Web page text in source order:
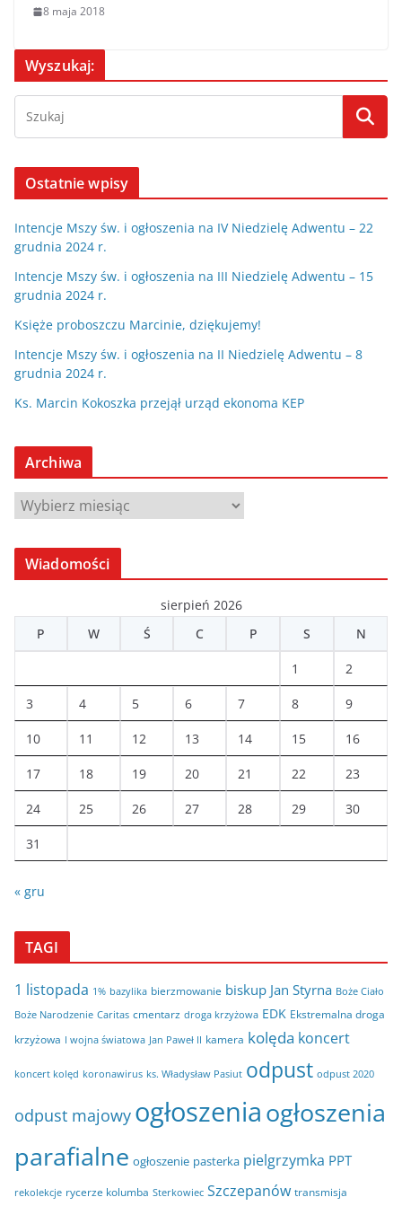
8 maja 2018
Wyszukaj:
Ostatnie wpisy
Intencje Mszy św. i ogłoszenia na IV Niedzielę Adwentu – 22
grudnia 2024 r.
Intencje Mszy św. i ogłoszenia na III Niedzielę Adwentu – 15
grudnia 2024 r.
Księże proboszczu Marcinie, dziękujemy!
Intencje Mszy św. i ogłoszenia na II Niedzielę Adwentu – 8
grudnia 2024 r.
Ks. Marcin Kokoszka przejął urząd ekonoma KEP
Archiwa
A
c
w
Wiadomości
sierpień 2026
P
W Ś C P S N
1 2
3 4 5 6 7 8 9
10 11 12 13 14 15 16
17 18 19 20 21 22 23
24 25 26 27 28 29 30
31
« gru
TAGI
1 listopada 1% bazylika bierzmowanie biskup Jan Styrna Boże Ciało
Boże Narodzenie Caritas cmentarz droga krzyżowa EDK Ekstremalna droga
krzyżowa I wojna światowa Jan Paweł II kamera kolęda koncert
koncert kolęd koronawirus ks. Władysław Pasiut odpust odpust 2020
odpust majowy ogłoszeniaogłoszenia
parafialne ogłoszenie pasterka pielgrzymka PPT
rekolekcje rycerze kolumba Sterkowiec Szczepanów transmisja